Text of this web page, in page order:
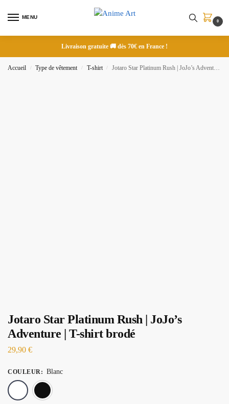
MENU
0
Livraison gratuite 🚚 dès 70€ en France !
Accueil / Type de vêtement / T-shirt / Jotaro Star Platinum Rush | JoJo’s Adventure | T-shirt brodé
Jotaro Star Platinum Rush | JoJo’s
Adventure | T-shirt brodé
29,90 €
COULEUR : Blanc